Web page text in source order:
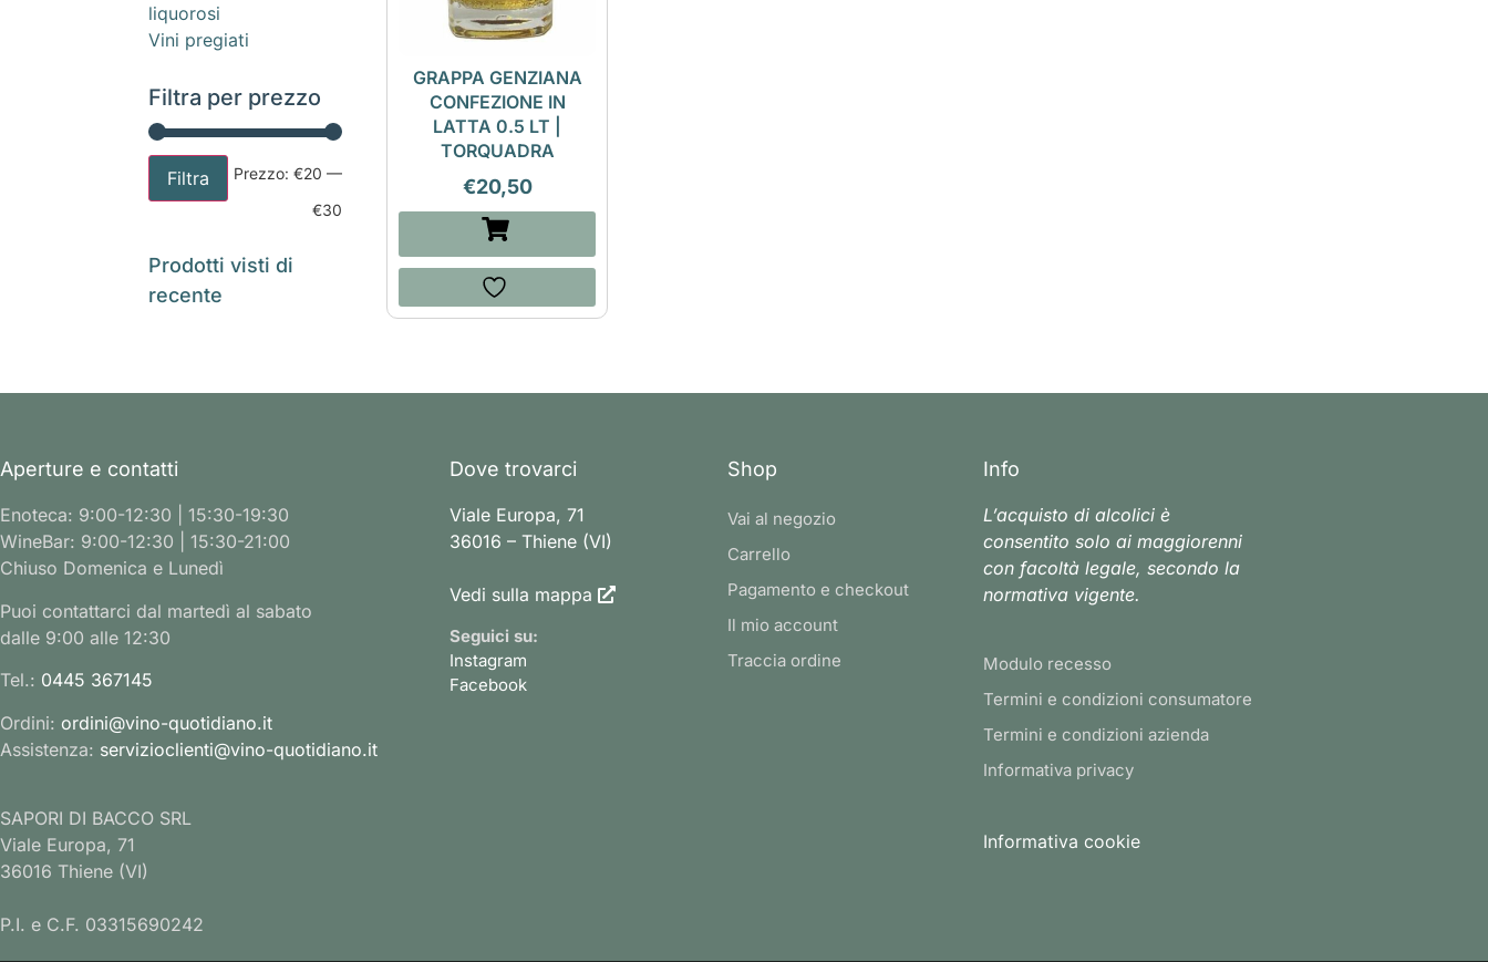
liquorosi
Vini pregiati
Filtra per prezzo
Filtra Prezzo:€20 —
€30
Prodotti visti di
recente
GRAPPA GENZIANA
CONFEZIONE IN
LATTA 0.5 LT |
TORQUADRA
€20,50
Aperture e contatti
Enoteca: 9:00-12:30 | 15:30-19:30
WineBar: 9:00-12:30 | 15:30-21:00
Chiuso Domenica e Lunedì
Puoi contattarci dal martedì al sabato
dalle 9:00 alle 12:30
Tel.: 0445 367145
Ordini: ordini@vino-quotidiano.it
Assistenza: servizioclienti@vino-quotidiano.it
SAPORI DI BACCO SRL
Viale Europa, 71
36016 Thiene (VI)
P.I. e C.F. 03315690242
Dove trovarci
Viale Europa, 71
36016 – Thiene (VI)
Vedi sulla mappa
Seguici su:
Instagram
Facebook
Shop
Vai al negozio
Carrello
Pagamento e checkout
Il mio account
Traccia ordine
Info
L’acquisto di alcolici è
consentito solo ai maggiorenni
con facoltà legale, secondo la
normativa vigente.
Modulo recesso
Termini e condizioni consumatore
Termini e condizioni azienda
Informativa privacy
Informativa cookie